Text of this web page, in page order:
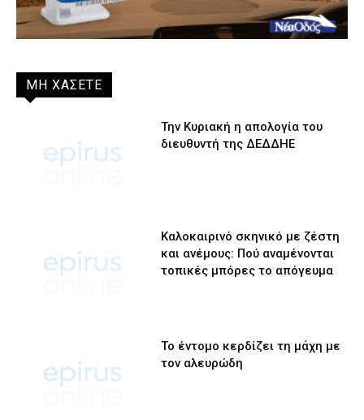
ΜΗ ΧΑΣΕΤΕ
Την Κυριακή η απολογία του
διευθυντή της ΔΕΔΔΗΕ
Καλοκαιρινό σκηνικό με ζέστη
και ανέμους: Πού αναμένονται
τοπικές μπόρες το απόγευμα
Το έντομο κερδίζει τη μάχη με
τον αλευρώδη